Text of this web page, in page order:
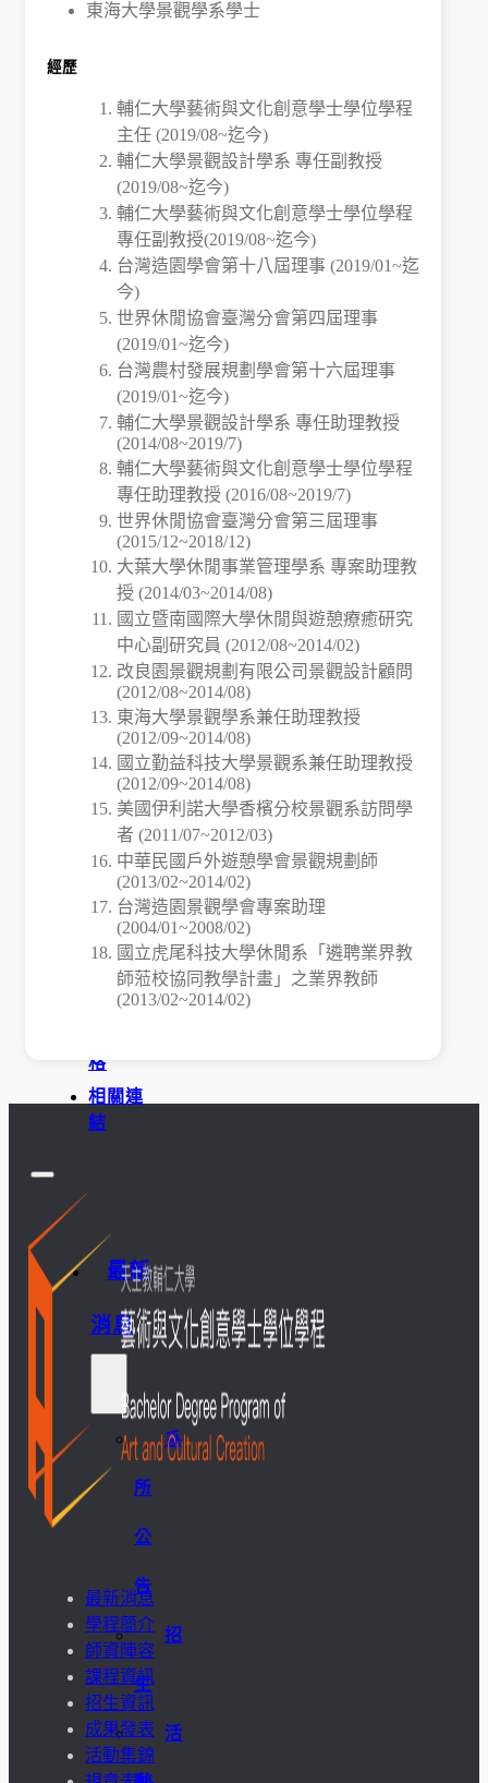
責
USR
專
區
學
生
成
果
呈
現
學
生
課
外
活
動
訪
談
照
片
格
相關連
結
最新
消息
系
所
公
告
招
生
活
東海大學景觀學系學士
經歷
輔仁大學藝術與文化創意學士學位學程
主任 (2019/08~迄今)
輔仁大學景觀設計學系 專任副教授
(2019/08~迄今)
輔仁大學藝術與文化創意學士學位學程
專任副教授(2019/08~迄今)
台灣造園學會第十八屆理事 (2019/01~迄
今)
世界休閒協會臺灣分會第四屆理事
(2019/01~迄今)
台灣農村發展規劃學會第十六屆理事
(2019/01~迄今)
輔仁大學景觀設計學系 專任助理教授
(2014/08~2019/7)
輔仁大學藝術與文化創意學士學位學程
專任助理教授 (2016/08~2019/7)
世界休閒協會臺灣分會第三屆理事
(2015/12~2018/12)
大葉大學休閒事業管理學系 專案助理教
授 (2014/03~2014/08)
國立暨南國際大學休閒與遊憩療癒研究
中心副研究員 (2012/08~2014/02)
改良園景觀規劃有限公司景觀設計顧問
(2012/08~2014/08)
東海大學景觀學系兼任助理教授
(2012/09~2014/08)
國立勤益科技大學景觀系兼任助理教授
(2012/09~2014/08)
美國伊利諾大學香檳分校景觀系訪問學
者 (2011/07~2012/03)
中華民國戶外遊憩學會景觀規劃師
(2013/02~2014/02)
台灣造園景觀學會專案助理
(2004/01~2008/02)
國立虎尾科技大學休閒系「遴聘業界教
師蒞校協同教學計畫」之業界教師
(2013/02~2014/02)
最新消息
學程簡介
師資陣容
課程資訊
招生資訊
成果發表
活動集錦